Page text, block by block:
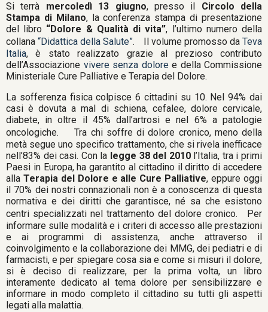
Si terrà mercoledì 13 giugno, presso il Circolo della
Stampa di Milano, la conferenza stampa di presentazione
del libro “Dolore & Qualità di vita”, l’ultimo numero della
collana“Didattica della Salute”. Il volume promosso da Teva
Italia, è stato realizzato grazie al prezioso contributo
dell’Associazione vivere senza doloree della Commissione
Ministeriale Cure Palliative e Terapia del Dolore.
La sofferenza fisica colpisce 6 cittadini su 10. Nel 94% dai
casi è dovuta a mal di schiena, cefalee, dolore cervicale,
diabete, in oltre il 45% dall’artrosi e nel 6% a patologie
oncologiche. Tra chi soffre di dolore cronico, meno della
metà segue uno specifico trattamento, che si rivela inefficace
nell’83% dei casi. Con la legge 38 del 2010l’Italia, tra i primi
Paesi in Europa, ha garantito al cittadino il diritto di accedere
alla Terapia del Dolore e alle Cure Palliative, eppure oggi
il 70% dei nostri connazionali non è a conoscenza di questa
normativa e dei diritti che garantisce, né sa che esistono
centri specializzati nel trattamento del dolore cronico. Per
informare sulle modalità e i criteri di accesso alle prestazioni
e ai programmi di assistenza, anche attraverso il
coinvolgimento e la collaborazione dei MMG, dei pediatri e di
farmacisti, e per spiegare cosa sia e come si misuri il dolore,
si è deciso di realizzare, per la prima volta, un libro
interamente dedicato al tema dolore per sensibilizzare e
informare in modo completo il cittadino su tutti gli aspetti
legati alla malattia.